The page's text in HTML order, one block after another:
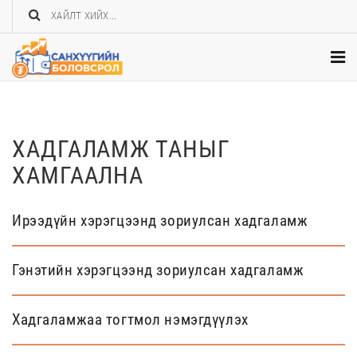
ХАДГАЛАМЖ ТАНЫГ
ХАМГААЛНА
Ирээдүйн хэрэгцээнд зориулсан хадгаламж
Гэнэтийн хэрэгцээнд зориулсан хадгаламж
Хадгаламжаа тогтмол нэмэгдүүлэх